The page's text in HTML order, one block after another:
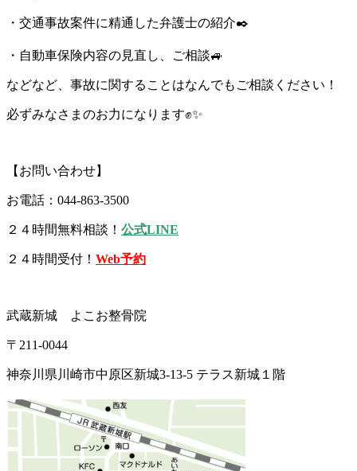
・交通事故案件に精通した弁護士の紹介✒️
・自動車保険内容の見直し、ご相談🚙
などなど、事故に関することはなんでもご相談ください！
必ずみなさまのお力になります✊✨
【お問い合わせ】
お電話：044-863-3500
２４時間無料相談！ 公式LINE
２４時間受付！ Web予約
武蔵新城 よこお整骨院
〒211-0044
神奈川県川崎市中原区新城3-13-5 テラス新城１階